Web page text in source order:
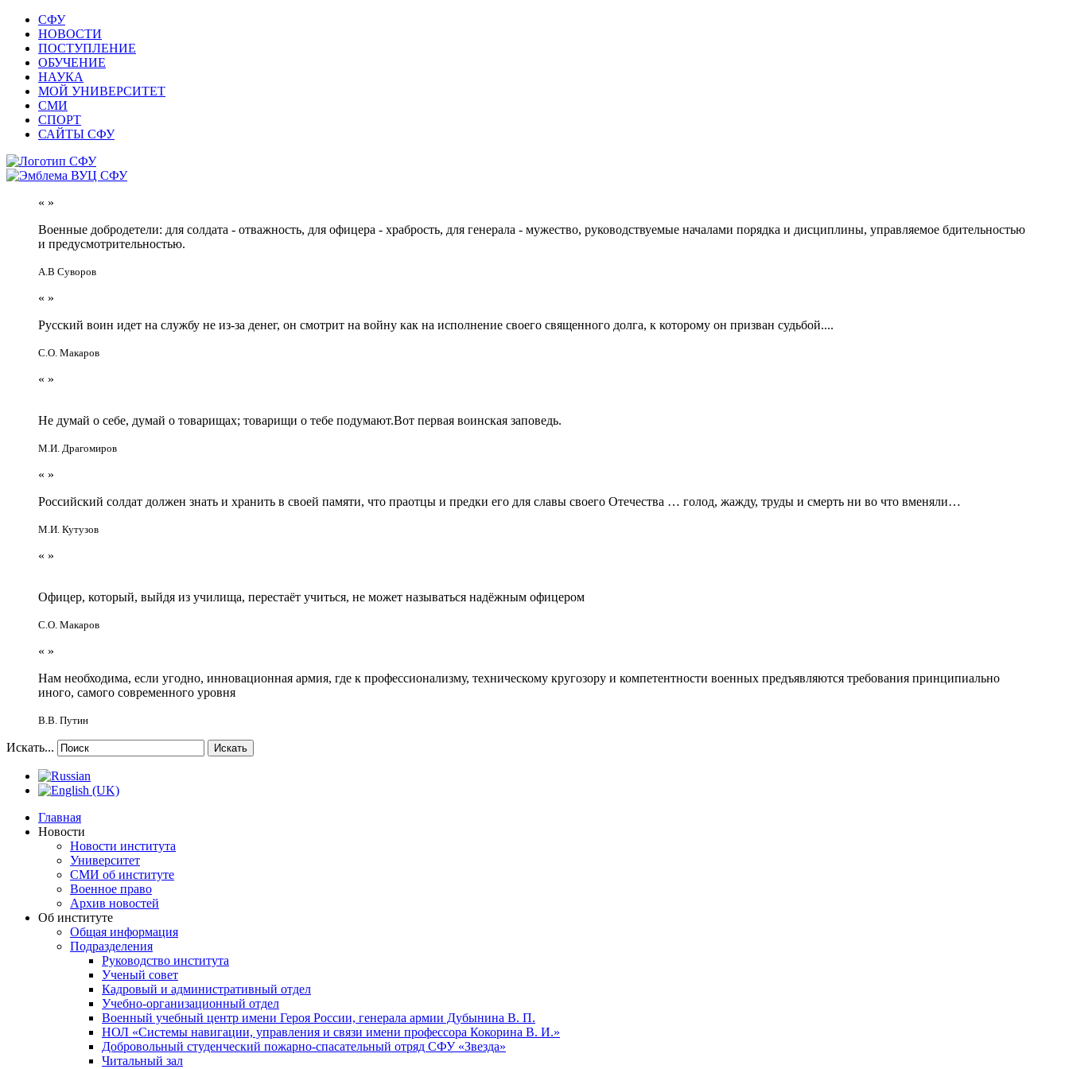
СФУ
НОВОСТИ
ПОСТУПЛЕНИЕ
ОБУЧЕНИЕ
НАУКА
МОЙ УНИВЕРСИТЕТ
СМИ
СПОРТ
САЙТЫ СФУ
« »
Военные добродетели: для солдата - отважность, для офицера - храбрость, для генерала - мужество, руководствуемые началами порядка и дисциплины, управляемое бдительностью
и предусмотрительностью.
А.В Суворов
« »
Русский воин идет на службу не из-за денег, он смотрит на войну как на исполнение своего священного долга, к которому он призван судьбой....
С.О. Макаров
« »
Не думай о себе, думай о товарищах; товарищи о тебе подумают.Вот первая воинская заповедь.
М.И. Драгомиров
« »
Российский солдат должен знать и хранить в своей памяти, что праотцы и предки его для славы своего Отечества … голод, жажду, труды и смерть ни во что вменяли…
М.И. Кутузов
« »
Офицер, который, выйдя из училища, перестаёт учиться, не может называться надёжным офицером
С.О. Макаров
« »
Нам необходима, если угодно, инновационная армия, где к профессионализму, техническому кругозору и компетентности военных предъявляются требования принципиально
иного, самого современного уровня
В.В. Путин
Искать... Искать
Главная
Новости
Новости института
Университет
СМИ об институте
Военное право
Архив новостей
Об институте
Общая информация
Подразделения
Руководство института
Ученый совет
Кадровый и административный отдел
Учебно-организационный отдел
Военный учебный центр имени Героя России, генерала армии Дубынина В. П.
НОЛ «Системы навигации, управления и связи имени профессора Кокорина В. И.»
Добровольный студенческий пожарно-спасательный отряд СФУ «Звезда»
Читальный зал